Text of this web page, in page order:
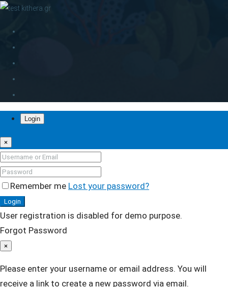
Login
×
Remember me Lost your password?
Login
User registration is disabled for demo purpose.
Forgot Password
×
Please enter your username or email address. You will
receive a link to create a new password via email.